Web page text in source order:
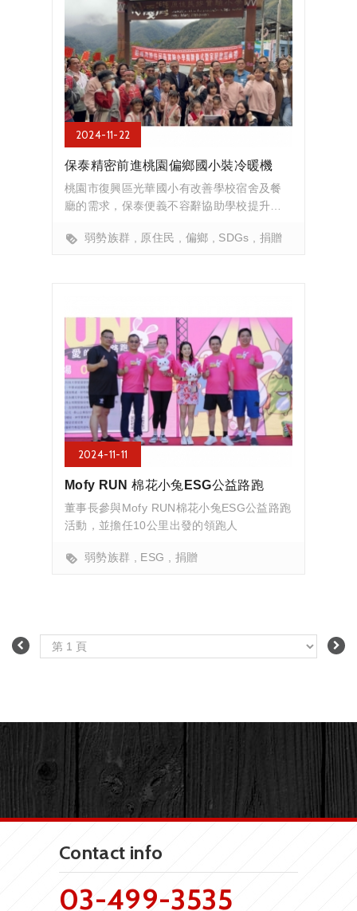
2024-11-22
保泰精密前進桃園偏鄉國小裝冷暖機
桃園市復興區光華國小有改善學校宿舍及餐
廳的需求，保泰便義不容辭協助學校提升硬
弱勢族群
原住民 偏鄉 SDGs 捐贈
2024-11-11
Mofy RUN 棉花小兔ESG公益路跑
董事長參與Mofy RUN棉花小兔ESG公益路跑
活動，並擔任10公里出發的領跑人
弱勢族群 ESG 捐贈
Contact info
03-499-3535